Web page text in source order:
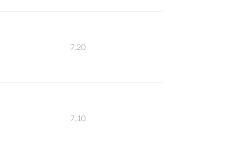
7,20
7,10